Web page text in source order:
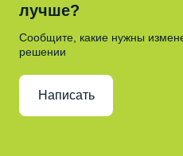
лучше?
Сообщите, какие нужны
решении
Написать